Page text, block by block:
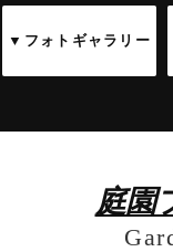
▼フォトギャラリー
庭園